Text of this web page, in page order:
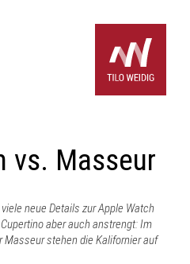
vs. Masseur
neue Details zur Apple Watch
aber auch anstrengt: Im
Masseur stehen die Kalifornier auf